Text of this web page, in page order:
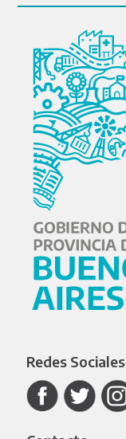
Redes Sociales